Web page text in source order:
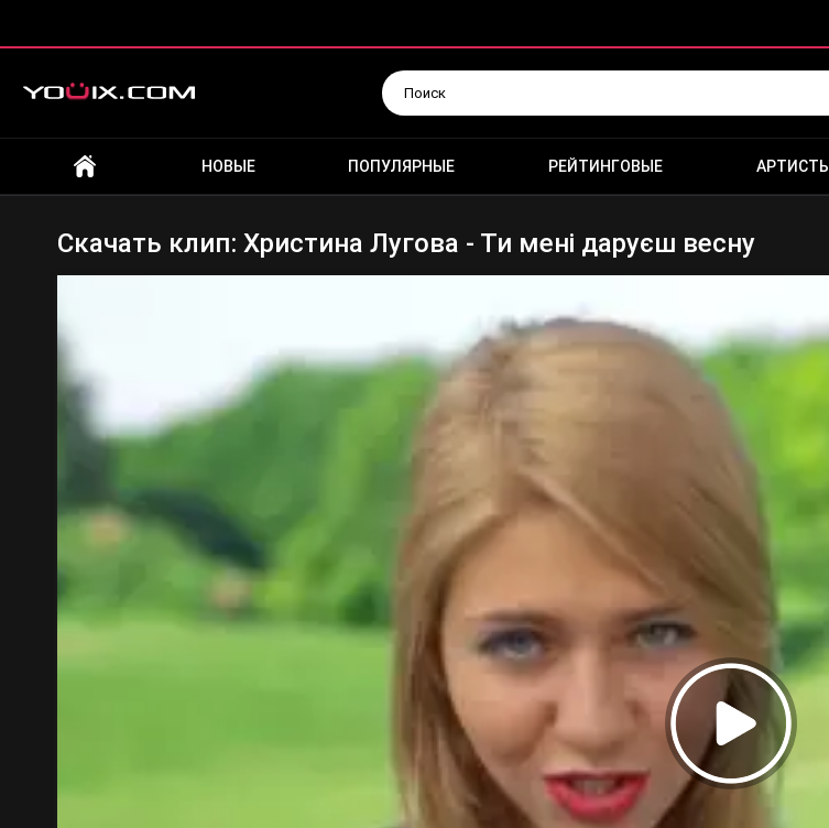
НОВЫЕ ПОПУЛЯРНЫЕ РЕЙТИНГОВЫЕ АРТИСТЫ
Скачать клип: Христина Лугова - Ти мені даруєш весну